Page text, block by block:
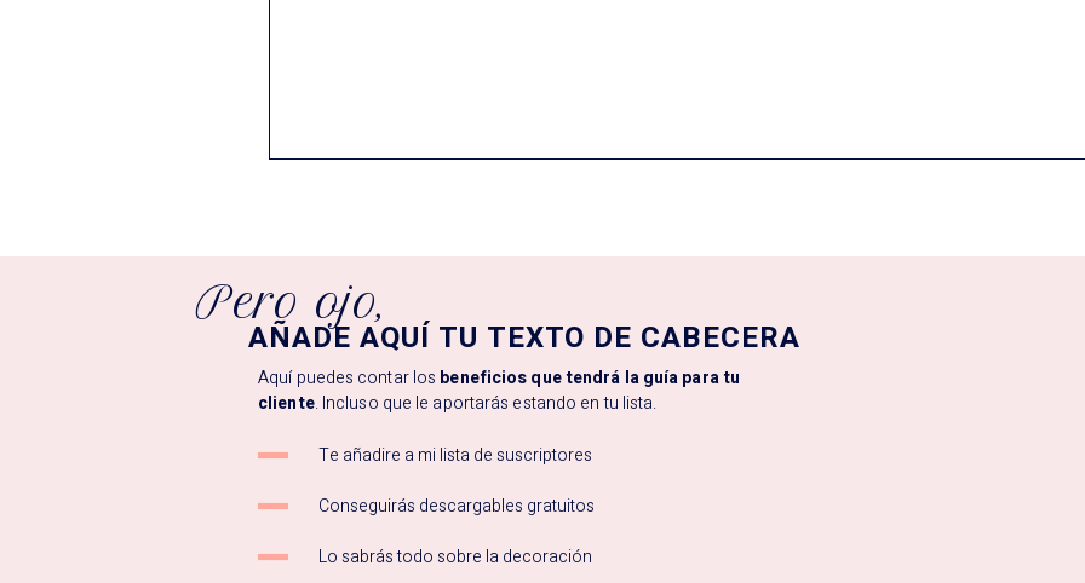
Pero ojo,
AÑADE AQUÍ TU TEXTO DE CABECERA
Aquí puedes contar los beneficios que tendrá la guía para tu
cliente. Incluso que le aportarás estando en tu lista.
Te añadire a mi lista de suscriptores
Conseguirás descargables gratuitos
Lo sabrás todo sobre la decoración